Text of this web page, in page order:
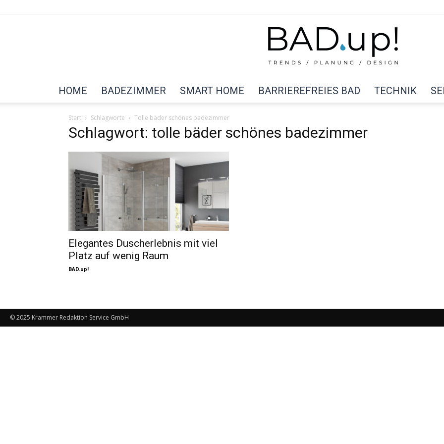
HOME BADEZIMMER SMART HOME BARRIEREFREIES BAD TECHNIK
Start Schlagworte Tolle bäder schönes badezimmer
Schlagwort: tolle bäder schönes badezimmer
Elegantes Duscherlebnis mit viel
Platz auf wenig Raum
BAD.up!
© 2025 Krammer Redaktion Service GmbH